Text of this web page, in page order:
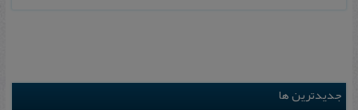
جدیدترین ها